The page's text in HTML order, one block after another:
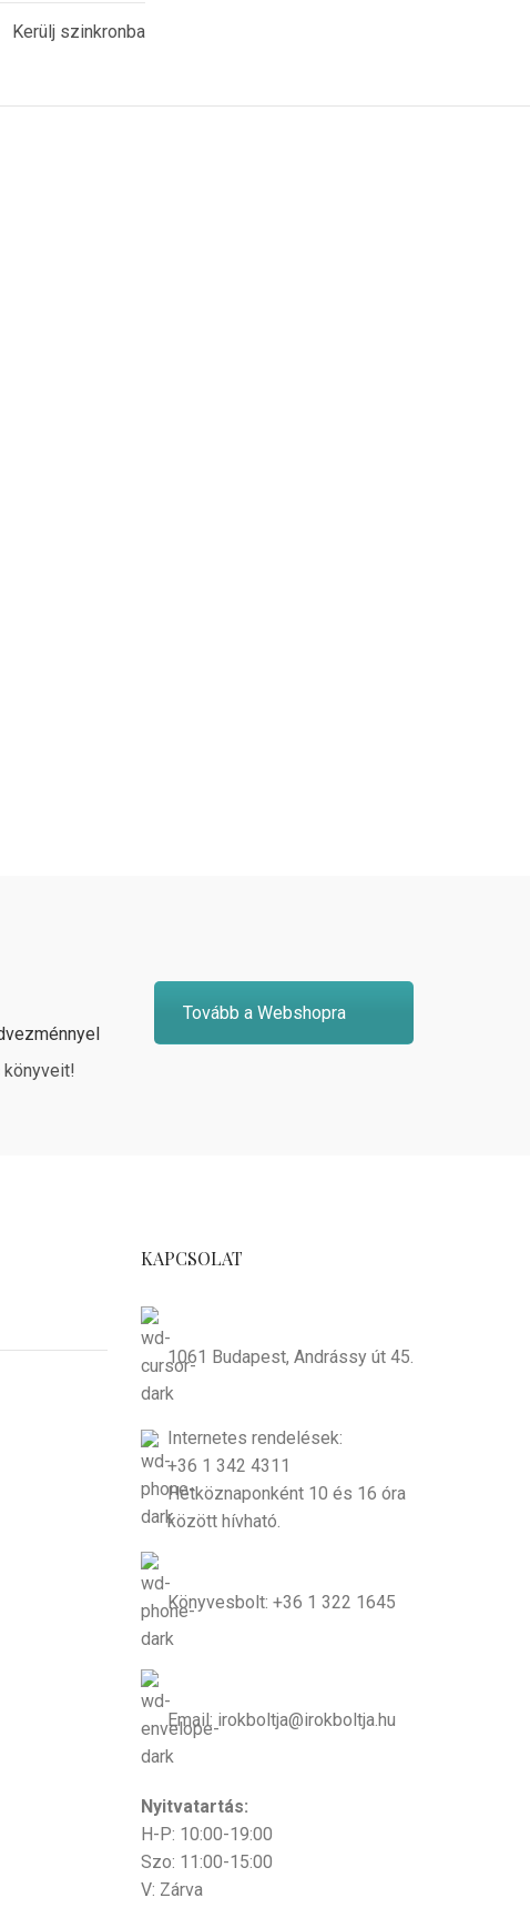
Kerülj szinkronba
könyveit!
Tovább a Webshopra
KAPCSOLAT
1061 Budapest, Andrássy út 45.
Internetes rendelések:
+36 1 342 4311
Hétköznaponként 10 és 16 óra
között hívható.
Könyvesbolt: +36 1 322 1645
Email: irokboltja@irokboltja.hu
Nyitvatartás:
H-P: 10:00-19:00
Szo: 11:00-15:00
V: Zárva